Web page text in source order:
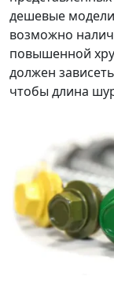
дешевые
возможно
повышенной
должен
чтобы длина